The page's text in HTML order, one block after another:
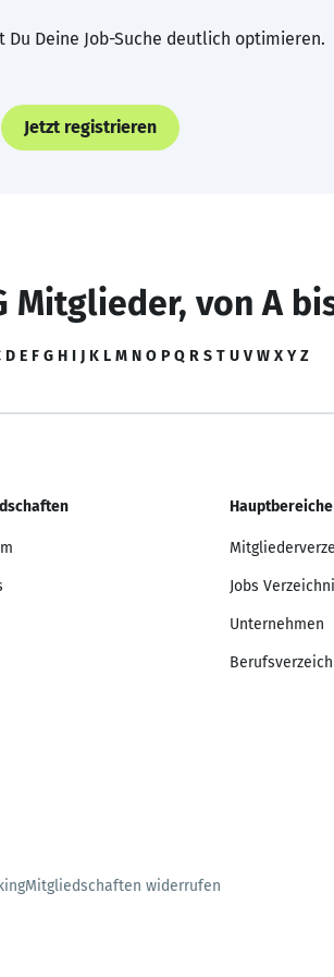
Deine Job-Suche deutlich optimieren.
Jetzt registrieren
Mitglieder, von A
D E F G H I J K L M N O P Q R S T U V W X Y Z
Hauptbereiche
Jobs
Unternehmen
Mitgliedschaften widerrufen